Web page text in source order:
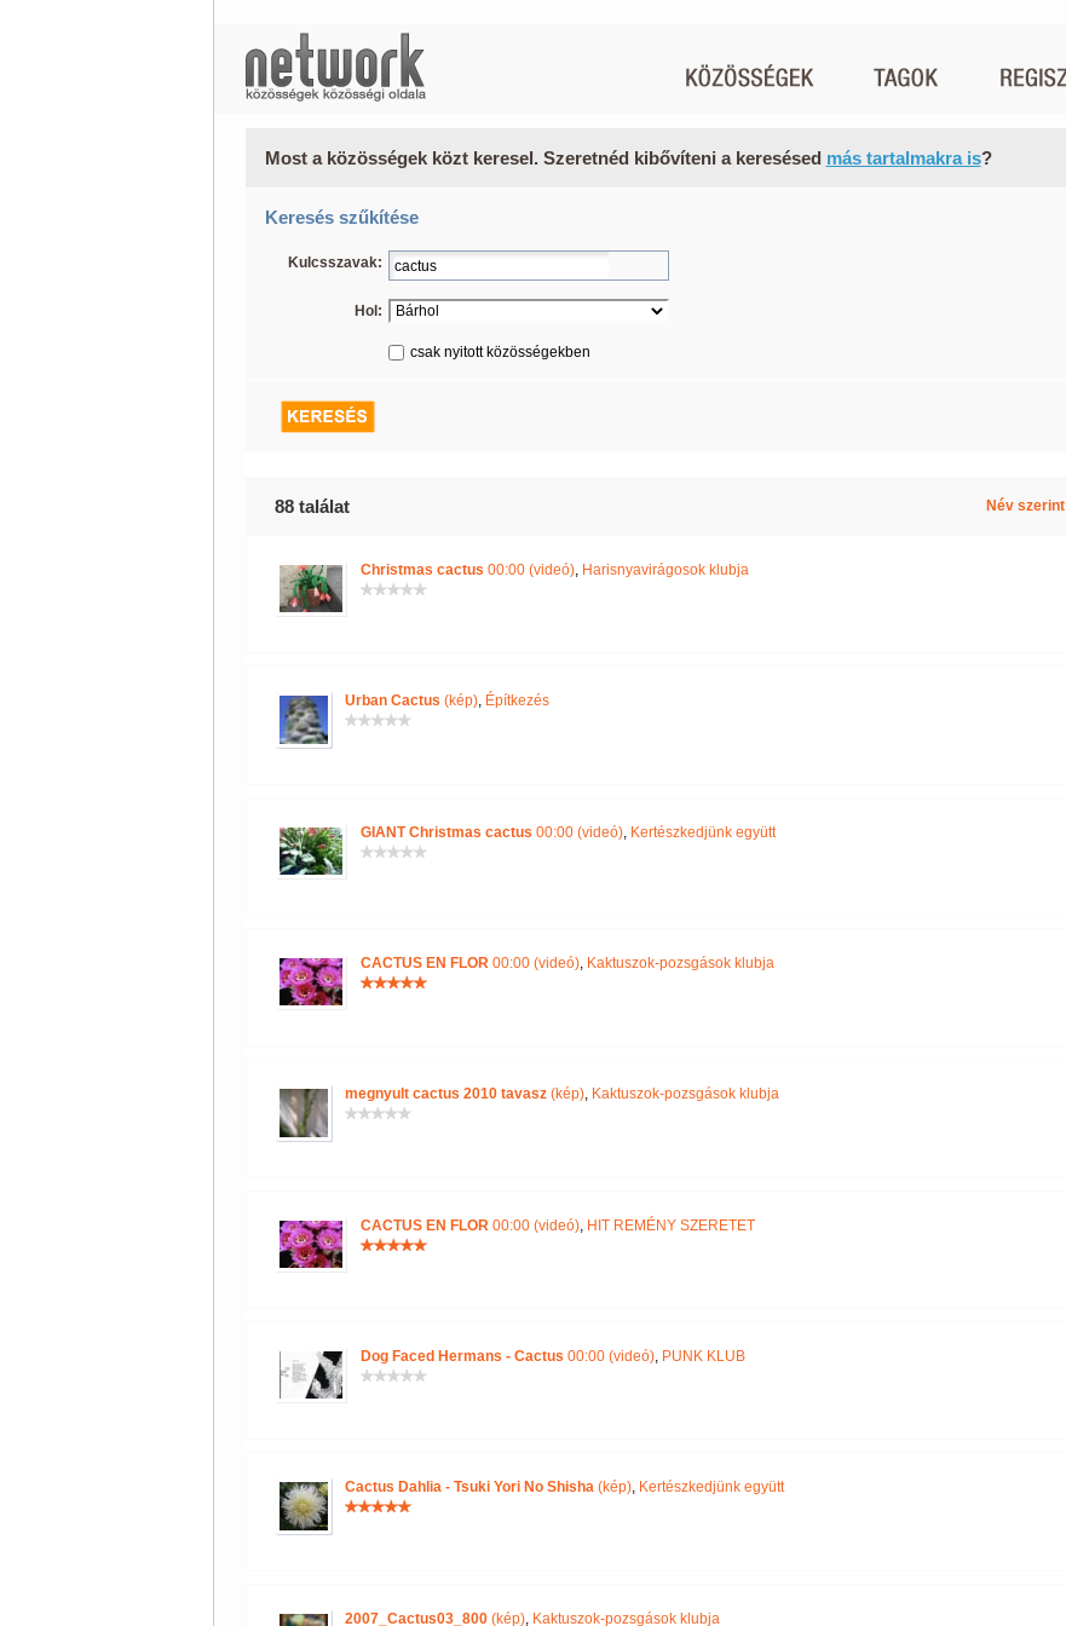
Most a közösségek közt keresel. Szeretnéd kibővíteni a keresésed más tartalmakra is?
Keresés szűkítése
Kulcsszavak:
Hol:
csak nyitott közösségekben
88 találat Név szerint
Christmas cactus 00:00 (videó), Harisnyavirágosok klubja
Urban Cactus (kép), Építkezés
GIANT Christmas cactus 00:00 (videó), Kertészkedjünk együtt
CACTUS EN FLOR00:00 (videó), Kaktuszok-pozsgások klubja
megnyult cactus 2010 tavasz(kép), Kaktuszok-pozsgások klubja
CACTUS EN FLOR00:00 (videó), HIT REMÉNY SZERETET
Dog Faced Hermans - Cactus 00:00 (videó), PUNK KLUB
Cactus Dahlia - Tsuki Yori No Shisha(kép), Kertészkedjünk együtt
2007_Cactus03_800(kép), Kaktuszok-pozsgások klubja